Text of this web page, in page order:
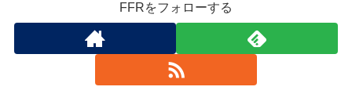
FFRをフォローする